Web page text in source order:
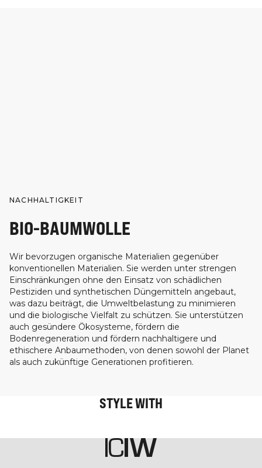
NACHHALTIGKEIT
BIO-BAUMWOLLE
Wir bevorzugen organische Materialien gegenüber
konventionellen Materialien. Sie werden unter strengen
Einschränkungen ohne den Einsatz von schädlichen
Pestiziden und synthetischen Düngemitteln angebaut,
was dazu beiträgt, die Umweltbelastung zu minimieren
und die biologische Vielfalt zu schützen. Sie unterstützen
auch gesündere Ökosysteme, fördern die
Bodenregeneration und fördern nachhaltigere und
ethischere Anbaumethoden, von denen sowohl der Planet
als auch zukünftige Generationen profitieren.
STYLE WITH